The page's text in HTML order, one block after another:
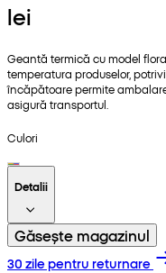
lei
Geantă termică cu model
temperatura produselor,
încăpătoare permite
asigură transportul.
Culori
Detalii
Găsește magazinul
30 zile pentru returnare